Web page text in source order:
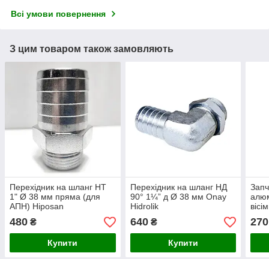
Всі умови повернення
З цим товаром також замовляють
Перехідник на шланг НТ
1" Ø 38 мм пряма (для
АПН) Hiposan
480 ₴
Купити
Перехідник на шланг НД
90° 1¼” д Ø 38 мм Onay
Hidrolik
640₴
Купити
270